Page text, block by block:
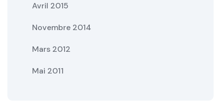
Avril 2015
Novembre 2014
Mars 2012
Mai 2011